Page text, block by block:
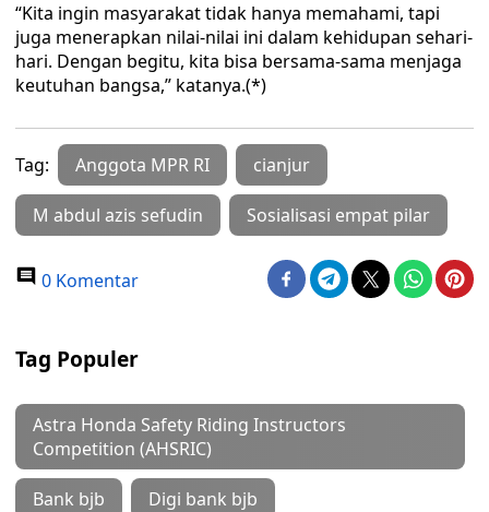
“Kita ingin masyarakat tidak hanya memahami, tapi
juga menerapkan nilai-nilai ini dalam kehidupan sehari-
hari. Dengan begitu, kita bisa bersama-sama menjaga
keutuhan bangsa,” katanya.(*)
Tag: Anggota MPR RI cianjur
M abdul azis sefudin Sosialisasi empat pilar
0 Komentar
Tag Populer
Astra Honda Safety Riding Instructors
Competition (AHSRIC)
Bank bjb Digi bank bjb